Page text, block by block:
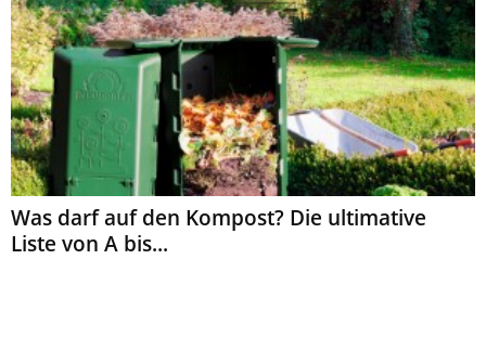
Was darf auf den Kompost? Die ultimative
Liste von A bis...